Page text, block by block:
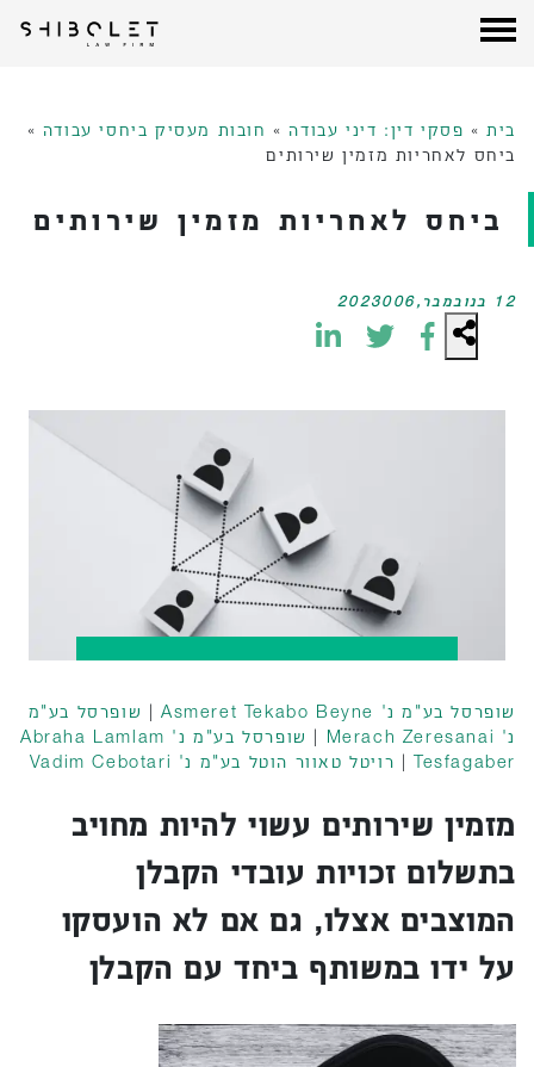
בית » פסקי דין: דיני עבודה» חובות מעסיק ביחסי עבודה »
ביחס לאחריות מזמין שירותים
ביחס לאחריות מזמין שירותים
12 בנובמבר,2023006
שופרסל בע"מ נ' Asmeret Tekabo Beyne | שופרסל בע"מ
נ' Merach Zeresanai
|
שופרסל בע"מ נ' Abraha Lamlam
Tesfagaber
| רויטל טאוור הוטל בע"מ נ' Vadim Cebotari
מזמין שירותים עשוי להיות מחויב
בתשלום זכויות עובדי הקבלן
המוצבים אצלו, גם אם לא הועסקו
על ידו במשותף ביחד עם הקבלן